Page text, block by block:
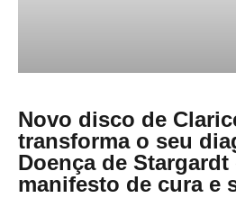
Novo disco de
transforma o seu
Doença de Stargardt
manifesto de cura e